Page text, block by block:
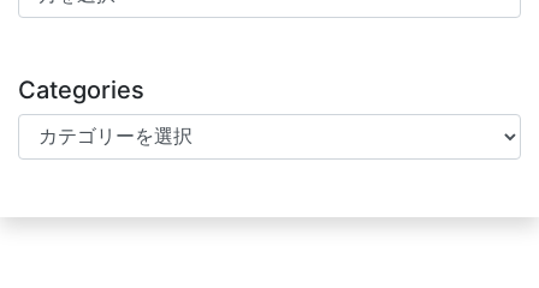
Categories
Categories